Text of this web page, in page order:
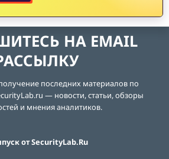
НА EMAIL
последних материалов по
— новости, статьи, обзоры
и мнения аналитиков.
от SecurityLab.Ru